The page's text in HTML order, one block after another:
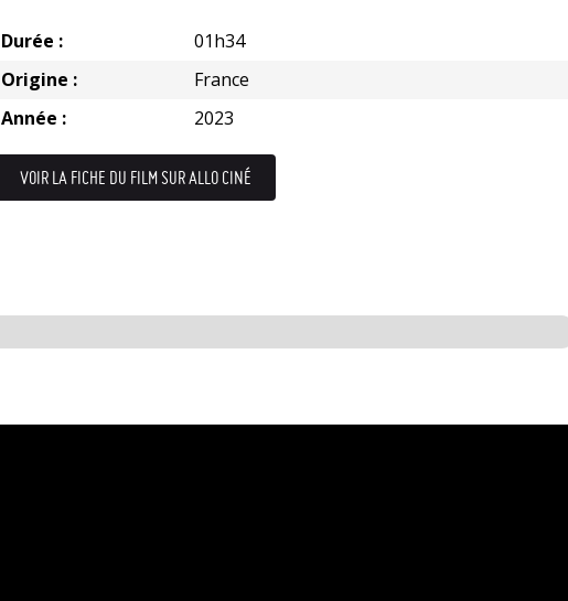
Durée :
01h34
Origine :
France
Année :
2023
VOIR LA FICHE DU FILM SUR ALLO CINÉ